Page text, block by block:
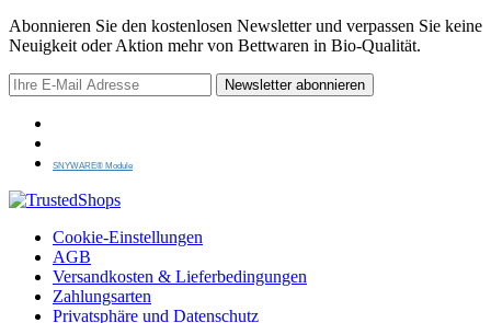
Abonnieren Sie den kostenlosen Newsletter und verpassen Sie keine
Neuigkeit oder Aktion mehr von Bettwaren in Bio-Qualität.
Newsletter abonnieren
SNYWARE® Module
Cookie-Einstellungen
AGB
Versandkosten & Lieferbedingungen
Zahlungsarten
Privatsphäre und Datenschutz